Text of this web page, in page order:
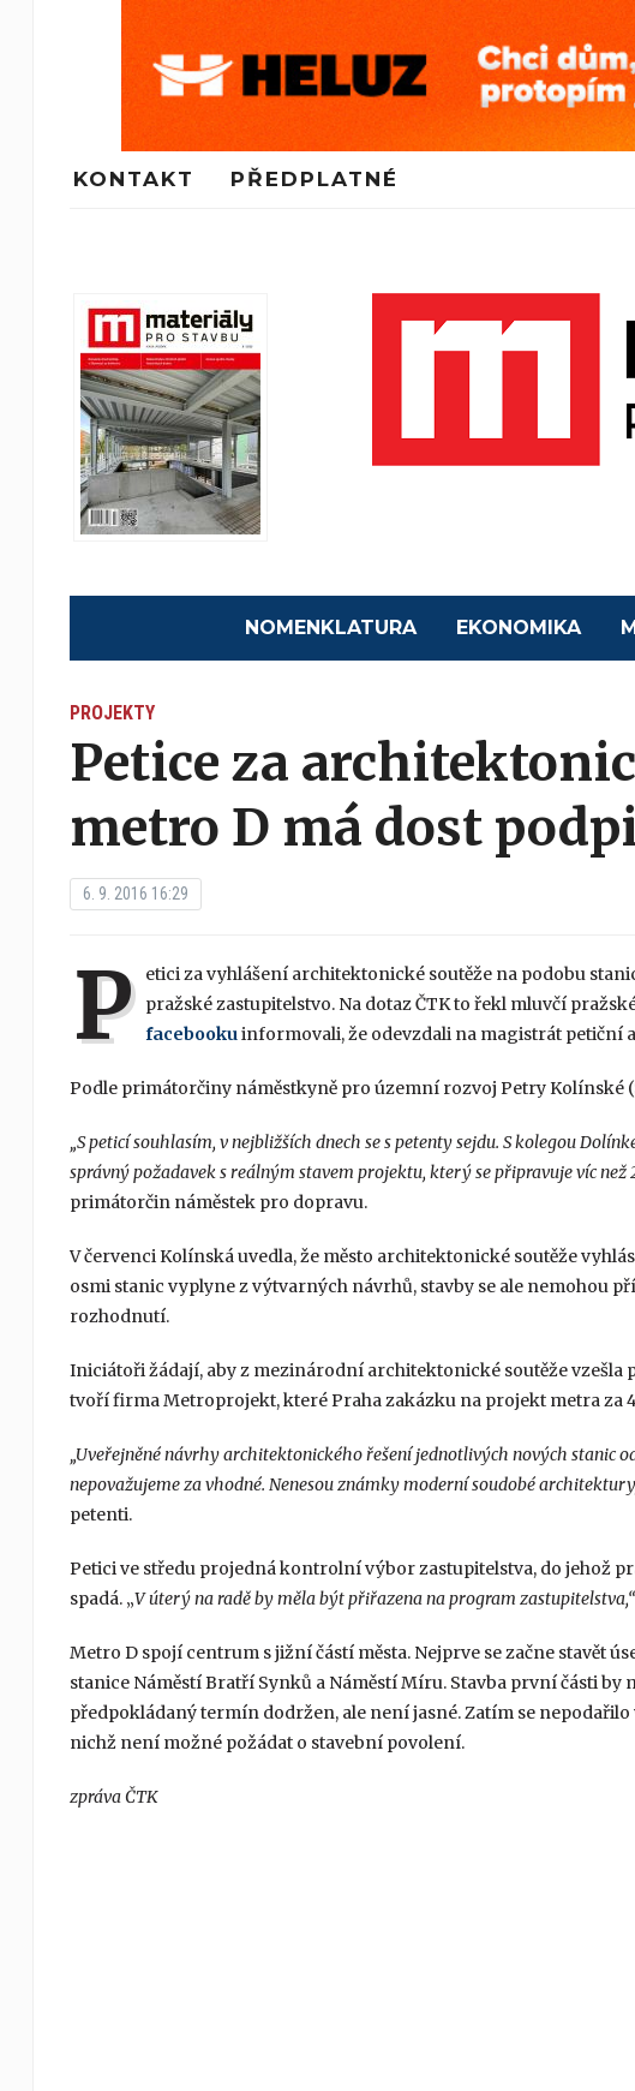
KONTAKT PŘEDPLATNÉ
NOMENKLATURA EKONOMIKA
PROJEKTY
Petice za
metro D má dost
6. 9. 2016 16:29
P
etici za vyhlášení architektonické soutěže na podobu
pražské zastupitelstvo. Na dotaz ČTK to řekl mluvčí
facebookuinformovali, že odevzdali na magistrát petiční
Podle primátorčiny náměstkyně pro územní rozvoj Petry Kolínské
„S peticí souhlasím, v nejbližších dnech se s petenty sejdu. S kolegou
správný požadavek s reálným stavem projektu, který se připravuje víc než
primátorčin náměstek pro dopravu.
V červenci Kolínská uvedla, že město architektonické soutěže
osmi stanic vyplyne z výtvarných návrhů, stavby se ale nemohou
rozhodnutí.
Iniciátoři žádají, aby z mezinárodní architektonické soutěže vzešla
tvoří firma Metroprojekt, které Praha zakázku na projekt metra za
„Uveřejněné návrhy architektonického řešení jednotlivých nových stanic
nepovažujeme za vhodné. Nenesou známky moderní soudobé
petenti.
Petici ve středu projedná kontrolní výbor zastupitelstva, do jehož
spadá. „V úterý na radě by měla být přiřazena na program zastupitelstva,“
Metro D spojí centrum s jižní částí města. Nejprve se začne stavět
stanice Náměstí Bratří Synků a Náměstí Míru. Stavba první části by
předpokládaný termín dodržen, ale není jasné. Zatím se
nichž není možné požádat o stavební povolení.
zpráva ČTK